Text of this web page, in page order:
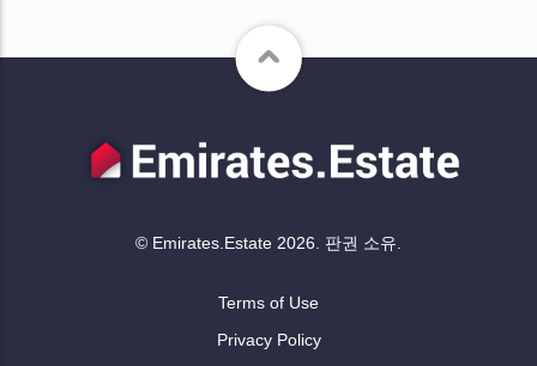
© Emirates.Estate 2026. 판권 소유.
Terms of Use
Privacy Policy